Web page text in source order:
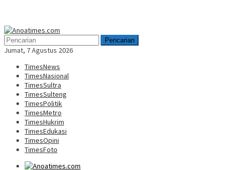
Menu
Mobile
Pencarian
Jumat, 7 Agustus 2026
TimesNews
TimesNasional
TimesSultra
TimesSulteng
TimesPolitik
TimesMetro
TimesHukrim
TimesEdukasi
TimesOpini
TimesFoto